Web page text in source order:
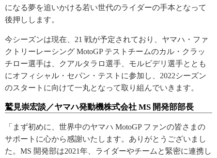
になる夢を追いかける若い世代のライダーの手本となって
後押しします。
今シーズンは現在、21 戦が予定されており、ヤマハ・ファ
クトリーレーシング MotoGP テストチームのカル・クラッ
チロー選手は、クアルタラロ選手、モルビデリ選手ととも
にオフィシャル・セパン・テストに参加し、2022シーズン
のスタートに向けて一丸となって取り組んでいきます。
鷲見崇宏談／ヤマハ発動機株式会社 MS 開発部部長
「まず初めに、世界中のヤマハ MotoGP ファンの皆さまの
サポートに心から感謝いたします。ありがとうございまし
た。MS 開発部は2021年、ライダーやチームと緊密に連携し